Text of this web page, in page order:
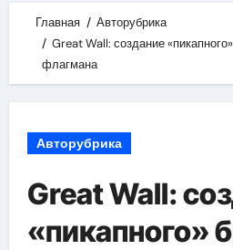
Главная
Авторубрика
Great Wall: создание
флагмана
Авторубрика
Great Wall:
«пикапного»